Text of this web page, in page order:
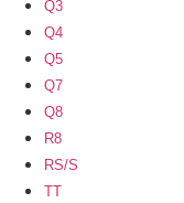
Q3
Q4
Q5
Q7
Q8
R8
RS/S
TT